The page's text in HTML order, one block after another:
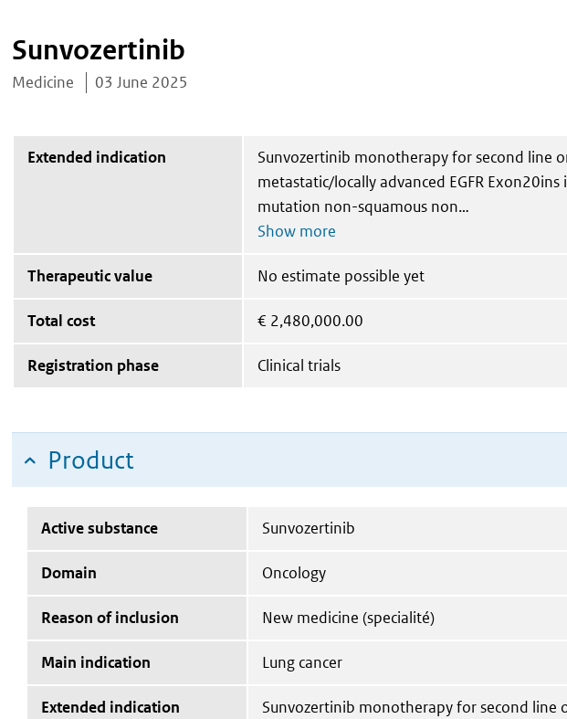
Sunvozertinib
Medicine 03 June 2025
Extended indication
Sunvozertinib monotherapy for second line
metastatic/locally advanced EGFR Exon20ins
mutation non-squamous non
Therapeutic value No estimate possible yet
Total cost € 2,480,000.00
Registration phase Clinical trials
Product
Active substance Sunvozertinib
Domain Oncology
Reason of inclusion New medicine (specialité)
Main indication Lung cancer
Extended indication
Sunvozertinib monotherapy for second line